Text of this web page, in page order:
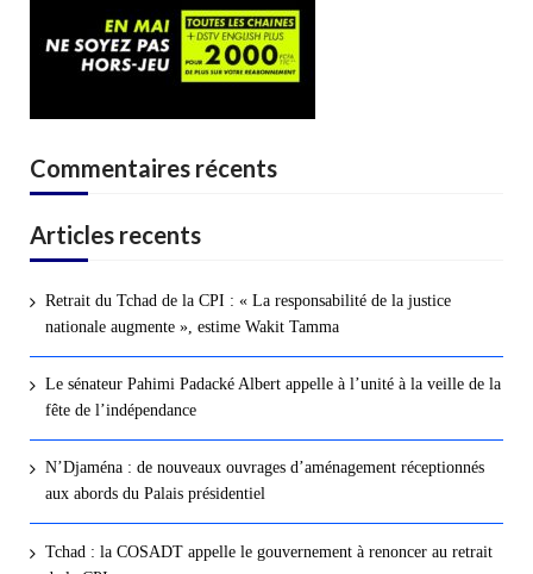
Commentaires récents
Articles recents
Retrait du Tchad de la CPI : « La responsabilité de la justice
nationale augmente », estime Wakit Tamma
Le sénateur Pahimi Padacké Albert appelle à l’unité à la veille de la
fête de l’indépendance
N’Djaména : de nouveaux ouvrages d’aménagement réceptionnés
aux abords du Palais présidentiel
Tchad : la COSADT appelle le gouvernement à renoncer au retrait